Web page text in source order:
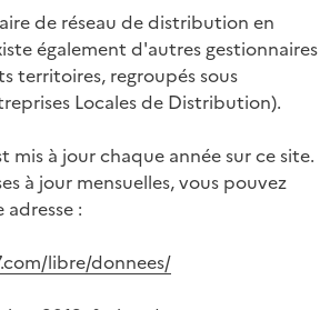
de réseau de distribution en
également d'autres gestionnaires
territoires, regroupés sous
Locales de Distribution).
mis à jour chaque année sur ce site.
à jour mensuelles, vous pouvez
:
libre/donnees/